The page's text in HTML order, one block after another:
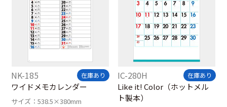
NK-185 在庫あり
ワイドメモカレンダー
サイズ：538.5×380mm
IC-280H 在庫あり
Like it! Color（ホットメル
ト製本）